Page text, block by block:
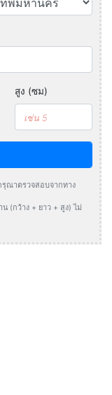
สูง (ซม)
รุณาตรวจสอบจากทาง
(กว้าง + ยาว + สูง) ไม่